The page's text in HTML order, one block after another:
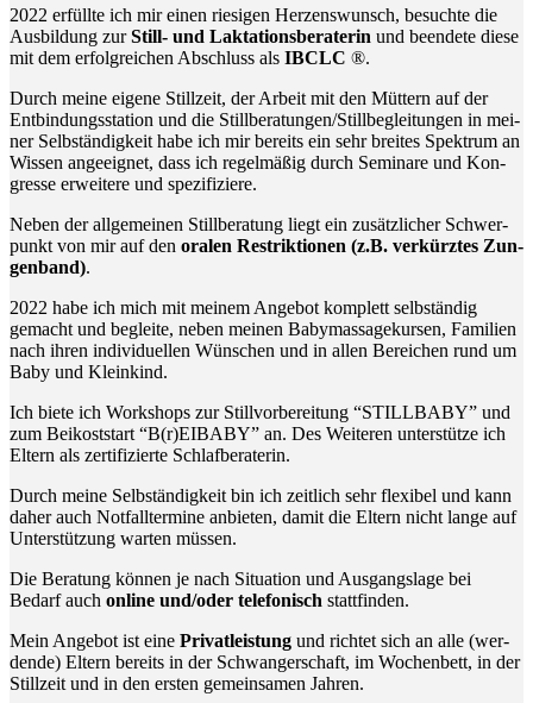
2022 erfüll­te ich mir einen rie­si­gen Her­zens­wunsch, besuch­te die
Aus­bil­dung zurStill- und Lak­ta­ti­ons­be­ra­te­rin und been­de­te die­se
mit dem erfolg­rei­chen Abschluss als IBCLC ®.
Durch mei­ne eige­ne Still­zeit, der Arbeit mit den Müt­tern auf der
Ent­bin­dungs­sta­ti­on und die Stillberatungen/Stillbegleitungen in mei­
ner Selb­stän­dig­keit habe ich mir bereits ein sehr brei­tes Spek­trum an
Wis­sen ange­eig­net, dass ich regel­mä­ßig durch Semi­na­re und Kon­
gres­se erwei­te­re und spezifiziere.
Neben der all­ge­mei­nen Still­be­ra­tung liegt ein zusätz­li­cher Schwer­
punkt von mir auf den ora­len Restrik­tio­nen (z.B. ver­kürz­tes Zun­
gen­band).
2022 habe ich mich mit mei­nem Ange­bot kom­plett selb­stän­dig
gemacht und beglei­te, neben mei­nen Baby­mas­sa­ge­kur­sen, Fami­li­en
nach ihren indi­vi­du­el­len Wün­schen und in allen Berei­chen rund um
Baby und Kleinkind.
Ich bie­te ich Work­shops zur Still­vor­be­rei­tung “STILLBABY” und
zum Bei­kost­start “B(r)EIBABY” an. Des Wei­te­ren unter­stüt­ze ich
Eltern als zer­ti­fi­zier­te Schlafberaterin.
Durch mei­ne Selb­stän­dig­keit bin ich zeit­lich sehr fle­xi­bel und kann
daher auch Not­fall­ter­mi­ne anbie­ten, damit die Eltern nicht lan­ge auf
Unter­stüt­zung war­ten müssen.
Die Bera­tung kön­nen je nach Situa­ti­on und Aus­gangs­la­ge bei
Bedarf auch online und/oder tele­fo­nisch stattfinden.
Mein Ange­bot ist eine Pri­vat­leis­tung und rich­tet sich an alle (wer­
den­de) Eltern bereits in der Schwan­ger­schaft, im Wochen­bett, in der
Still­zeit und in den ers­ten gemein­sa­men Jahren.